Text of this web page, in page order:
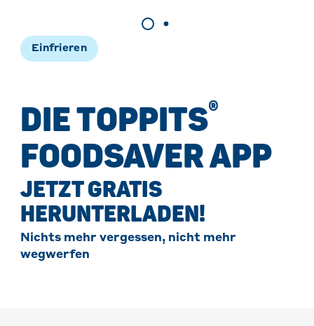
Einfrieren
DIE TOPPITS®
FOODSAVER APP
JETZT GRATIS
HERUNTERLADEN!
Nichts mehr vergessen, nicht mehr
wegwerfen